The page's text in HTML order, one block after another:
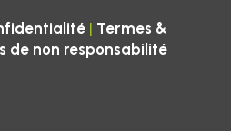
| Termes &
de non responsabilité